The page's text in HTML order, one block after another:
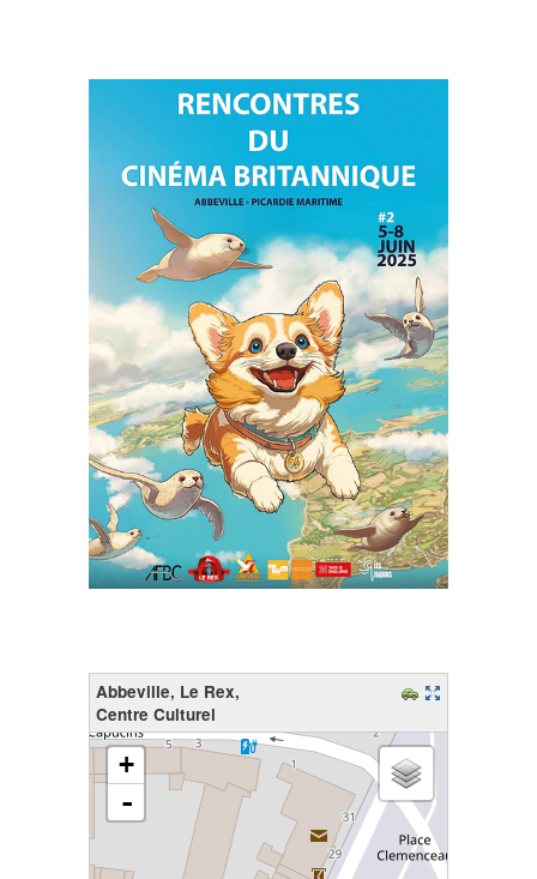
Abbeville, Le Rex,
Centre Culturel
chargement de la carte - veuillez patienter...
+
-